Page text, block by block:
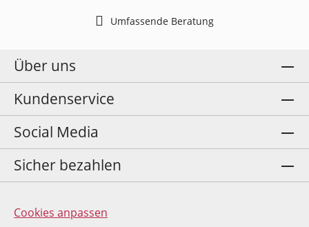
Umfassende Beratung
Über uns
Kundenservice
Social Media
Sicher bezahlen
Cookies anpassen